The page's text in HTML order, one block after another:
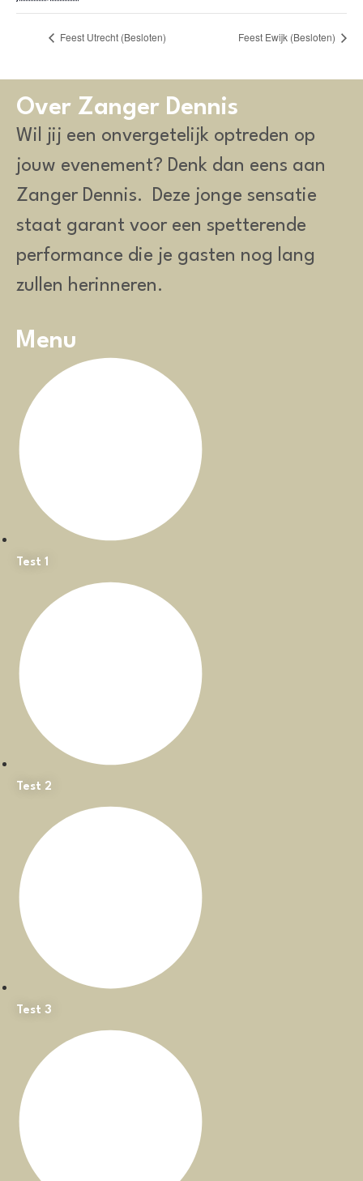
Feest Utrecht (Besloten) Feest Ewijk (Besloten)
Over Zanger Dennis
Wil jij een onvergetelijk optreden op
jouw evenement? Denk dan eens aan
Zanger Dennis.
Deze jonge sensatie
staat garant voor een spetterende
performance die je gasten nog lang
zullen herinneren.
Menu
Test 1
Test 2
Test 3